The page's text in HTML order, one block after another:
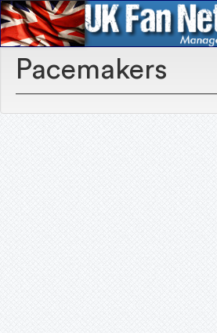
Pacemakers